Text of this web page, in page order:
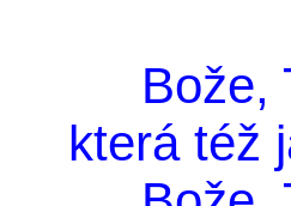
Bože,
která též